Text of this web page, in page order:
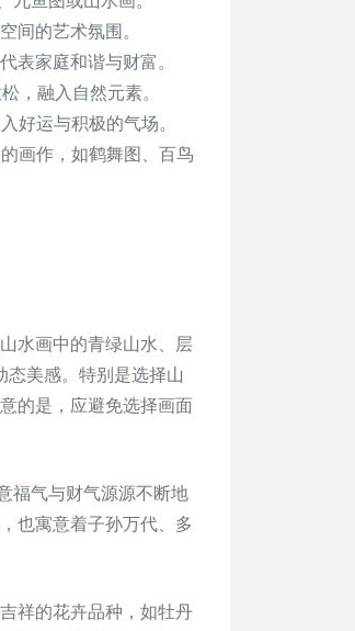
间的艺术氛围。
表家庭和谐与财富。
，融入自然元素。
好运与积极的气场。
画作，如鹤舞图、百鸟
水画中的青绿山水、层
态美感。特别是选择山
的是，应避免选择画面
福气与财气源源不断地
也寓意着子孙万代、多
祥的花卉品种，如牡丹